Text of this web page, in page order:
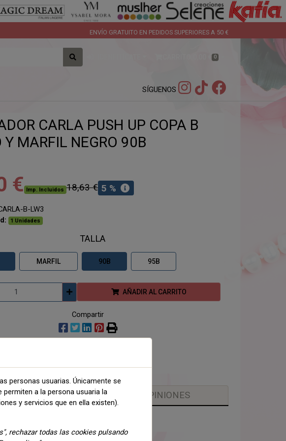
ENVÍO GRATUITO EN PEDIDOS SUPERIORES A 50 €
0
SÍGUENOS
CARLA PUSH UP COPA B
Y MARFIL NEGRO 90B
€ Imp. Incluidos 18,63 € 5 %
B-LW3
1 Unidades
MARFIL
TALLA
90B 95B
AÑADIR AL CARRITO
Compartir
ADJUNTOS OPINIONES
personas usuarias. Únicamente se
a la persona usuaria la
y servicios que en ella existen).
rechazar todas las cookies pulsando